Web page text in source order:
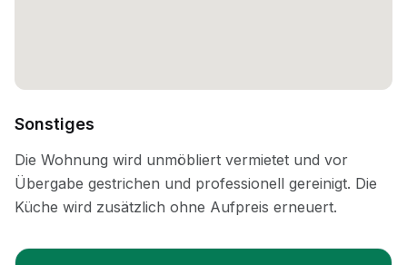
Sonstiges